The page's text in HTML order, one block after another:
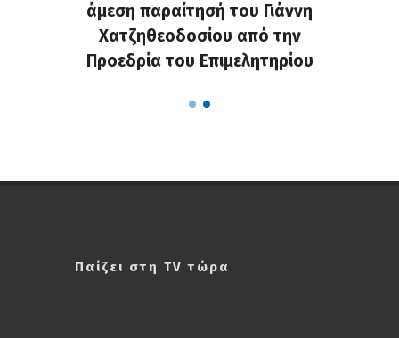
άμεση παραίτησή του Γιάννη
Χατζηθεοδοσίου από την
Προεδρία του Επιμελητηρίου
Παίζει στη TV τώρα